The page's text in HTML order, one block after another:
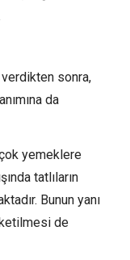
sonra,
da
yemeklere
tatlıların
Bunun yanı
de